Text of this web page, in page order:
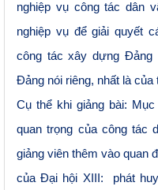
nghiệp vụ công tác dân
nghiệp vụ để giải quyết
công tác xây dựng Đảng
Đảng nói riêng, nhất là
Cụ thể khi giảng bài:
quan trọng của công tác
giảng viên thêm vào quan
của Đại hội XIII: phát